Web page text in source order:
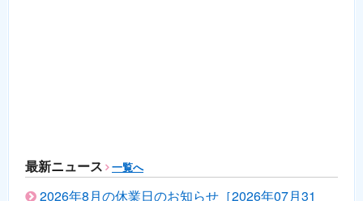
最新ニュース 一覧へ
2026年8月の休業日のお知らせ［2026年07月31